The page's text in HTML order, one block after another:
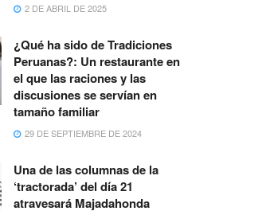
2 DE ABRIL DE 2025
¿Qué ha sido de Tradiciones
Peruanas?: Un restaurante en
el que las raciones y las
discusiones se servían en
tamaño familiar
29 DE SEPTIEMBRE DE 2024
Una de las columnas de la
‘tractorada’ del día 21
atravesará Majadahonda